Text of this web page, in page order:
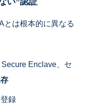
とは根本的に異なる
Enclave、セ
録